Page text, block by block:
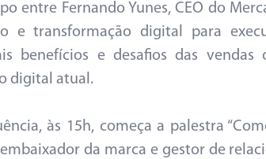
entre Fernando Yunes, CEO do
e transformação digital para
benefícios e desafios das
digital atual.
às 15h, começa a palestra
da marca e gestor de